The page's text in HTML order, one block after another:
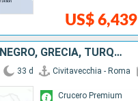
US$ 6,439
CROACIA, MONTENEGRO, GRECIA, TURQUÍA, ESPAÑA, FRANCIA, MALTA, ITALIA
33 d Civitavecchia - Roma
Crucero Premium